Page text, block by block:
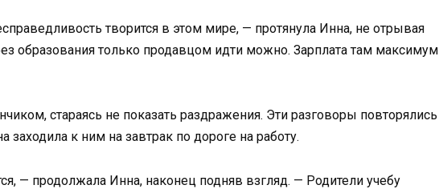
творится в этом мире, — протянула Инна, не отрывая
образования только продавцом идти можно. Зарплата там максимум
стараясь не показать раздражения. Эти разговоры повторялись
заходила к ним на завтрак по дороге на работу.
— продолжала Инна, наконец подняв взгляд. — Родители учебу